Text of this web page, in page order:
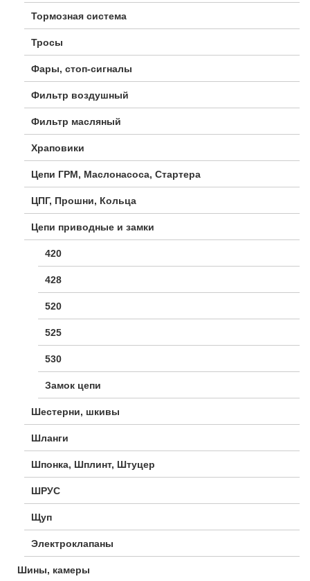
Тормозная система
Тросы
Фары, стоп-сигналы
Фильтр воздушный
Фильтр масляный
Храповики
Цепи ГРМ, Маслонасоса, Стартера
ЦПГ, Прошни, Кольца
Цепи приводные и замки
420
428
520
525
530
Замок цепи
Шестерни, шкивы
Шланги
Шпонка, Шплинт, Штуцер
ШРУС
Щуп
Электроклапаны
Шины, камеры